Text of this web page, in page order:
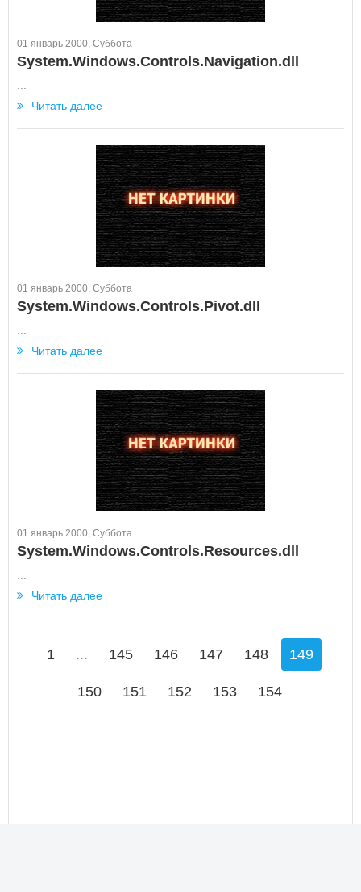
01 январь 2000, Суббота
System.Windows.Controls.Navigation.dll
Читать далее
01 январь 2000, Суббота
System.Windows.Controls.Pivot.dll
Читать далее
01 январь 2000, Суббота
System.Windows.Controls.Resources.dll
Читать далее
1 ... 145 146 147 148 149
150 151 152 153 154